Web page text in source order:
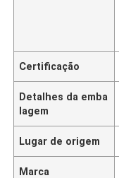
Certificação
Detalhes da emba
lagem
Lugar de origem
Marca